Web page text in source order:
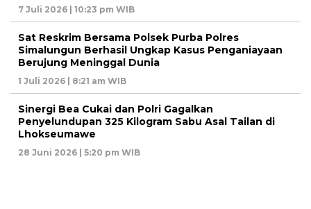
7 Juli 2026 | 10:23 pm WIB
Sat Reskrim Bersama Polsek Purba Polres
Simalungun Berhasil Ungkap Kasus Penganiayaan
Berujung Meninggal Dunia
1 Juli 2026 | 8:21 am WIB
Sinergi Bea Cukai dan Polri Gagalkan
Penyelundupan 325 Kilogram Sabu Asal Tailan di
Lhokseumawe
28 Juni 2026 | 5:20 pm WIB